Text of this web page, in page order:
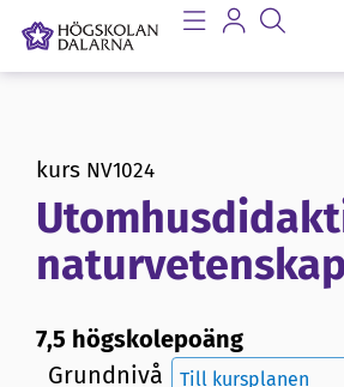
kurs NV1024
7,5 högskolepoäng
Grundnivå
Till kursplanen